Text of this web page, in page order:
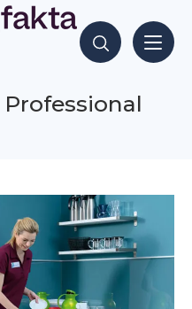
Hae sisältöjä